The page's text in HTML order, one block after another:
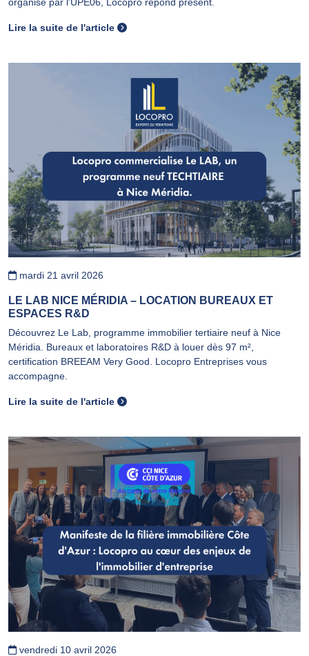
Lire la suite de l'article
mardi 21 avril 2026
LE LAB NICE MÉRIDIA – LOCATION BUREAUX ET
ESPACES R&D
Découvrez Le Lab, programme immobilier tertiaire neuf à Nice
Méridia. Bureaux et laboratoires R&D à louer dès 97 m²,
certification BREEAM Very Good. Locopro Entreprises vous
accompagne.
Lire la suite de l'article
vendredi 10 avril 2026